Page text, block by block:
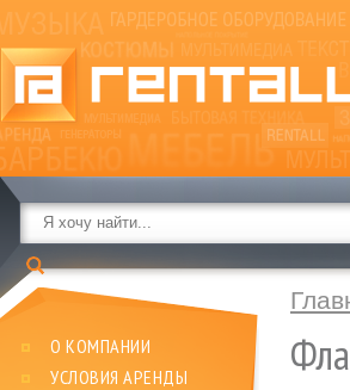
О КОМПАНИИ
УСЛОВИЯ АРЕНДЫ